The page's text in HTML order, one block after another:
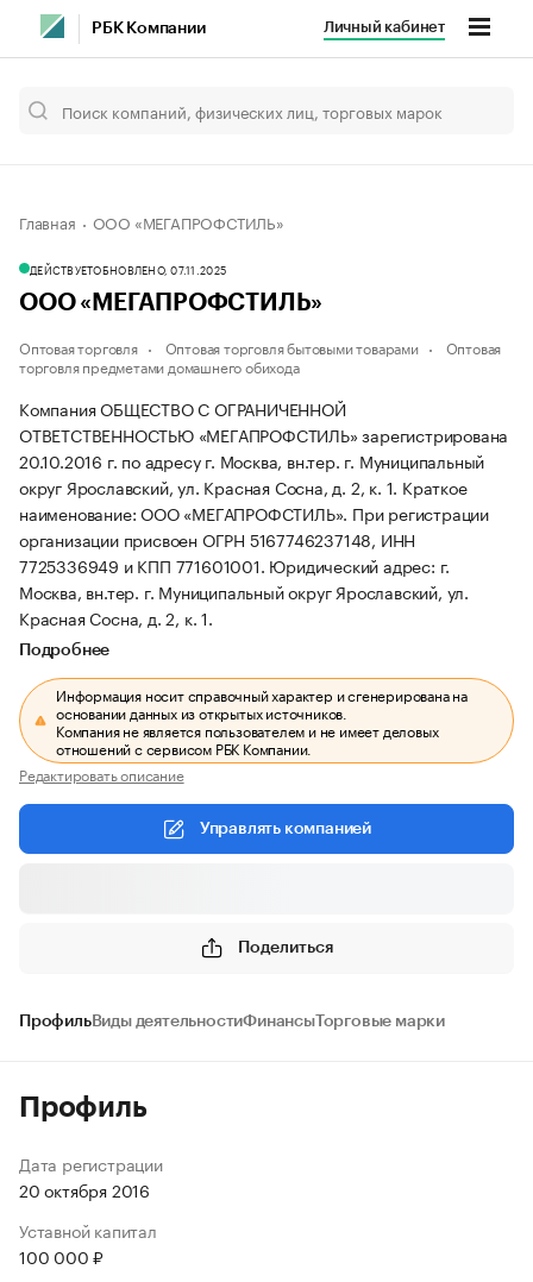
РБК Компании Личный кабинет
Главная ООО «МЕГАПРОФСТИЛЬ»
ДЕЙСТВУЕТОБНОВЛЕНО, 07.11.2025
ООО «МЕГАПРОФСТИЛЬ»
Оптовая торговля Оптовая торговля бытовыми товарами
Оптовая
торговля предметами домашнего обихода
Компания ОБЩЕСТВО С ОГРАНИЧЕННОЙ
ОТВЕТСТВЕННОСТЬЮ «МЕГАПРОФСТИЛЬ» зарегистрирована
20.10.2016 г. по адресу г. Москва, вн.тер. г. Муниципальный
округ Ярославский, ул. Красная Сосна, д. 2, к. 1. Краткое
наименование: ООО «МЕГАПРОФСТИЛЬ». При регистрации
организации присвоен ОГРН 5167746237148, ИНН
7725336949 и КПП 771601001. Юридический адрес: г.
Москва, вн.тер. г. Муниципальный округ Ярославский, ул.
Красная Сосна, д. 2, к. 1.
Подробнее
Информация носит справочный характер и сгенерирована на
основании данных из открытых источников.
Компания не является пользователем и не имеет деловых
отношений с сервисом РБК Компании.
Редактировать описание
Управлять компанией
Поделиться
ПрофильВиды деятельностиФинансыТорговые марки
Профиль
Дата регистрации
20 октября 2016
Уставной капитал
100 000 ₽